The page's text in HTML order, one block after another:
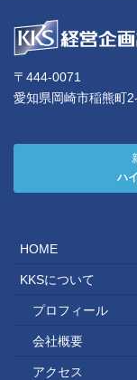
〒444-0071
愛知県岡崎市稲熊町
ハ
HOME
KKSについて
プロフィール
会社概要
アクセス